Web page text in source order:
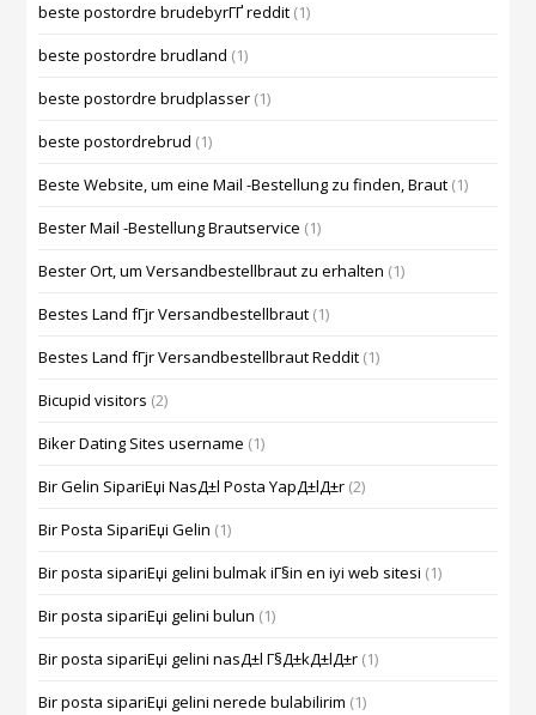
beste postordre brudebyrГҐ reddit (1)
beste postordre brudland (1)
beste postordre brudplasser (1)
beste postordrebrud (1)
Beste Website, um eine Mail -Bestellung zu finden, Braut (1)
Bester Mail -Bestellung Brautservice (1)
Bester Ort, um Versandbestellbraut zu erhalten (1)
Bestes Land fГјr Versandbestellbraut (1)
Bestes Land fГјr Versandbestellbraut Reddit (1)
Bicupid visitors (2)
Biker Dating Sites username (1)
Bir Gelin SipariЕџi NasД±l Posta YapД±lД±r (2)
Bir Posta SipariЕџi Gelin (1)
Bir posta sipariЕџi gelini bulmak iГ§in en iyi web sitesi (1)
Bir posta sipariЕџi gelini bulun (1)
Bir posta sipariЕџi gelini nasД±l Г§Д±kД±lД±r (1)
Bir posta sipariЕџi gelini nerede bulabilirim (1)